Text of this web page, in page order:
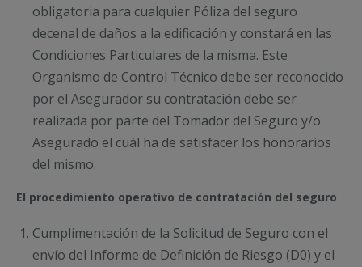
obligatoria para cualquier Póliza del seguro
decenal de daños a la edificación y constará en las
Condiciones Particulares de la misma. Este
Organismo de Control Técnico debe ser reconocido
por el Asegurador su contratación debe ser
realizada por parte del Tomador del Seguro y/o
Asegurado el cuál ha de satisfacer los honorarios
del mismo.
El procedimiento operativo de contratación del seguro
Cumplimentación de la Solicitud de Seguro con el
envío del Informe de Definición de Riesgo (D0) y el